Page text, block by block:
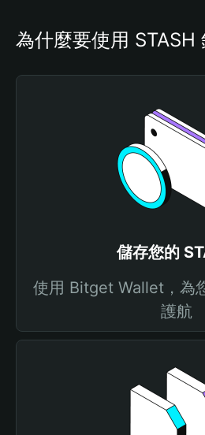
為什麼要使用 STASH
儲存您的
使用 Bitget Wallet，為
護航